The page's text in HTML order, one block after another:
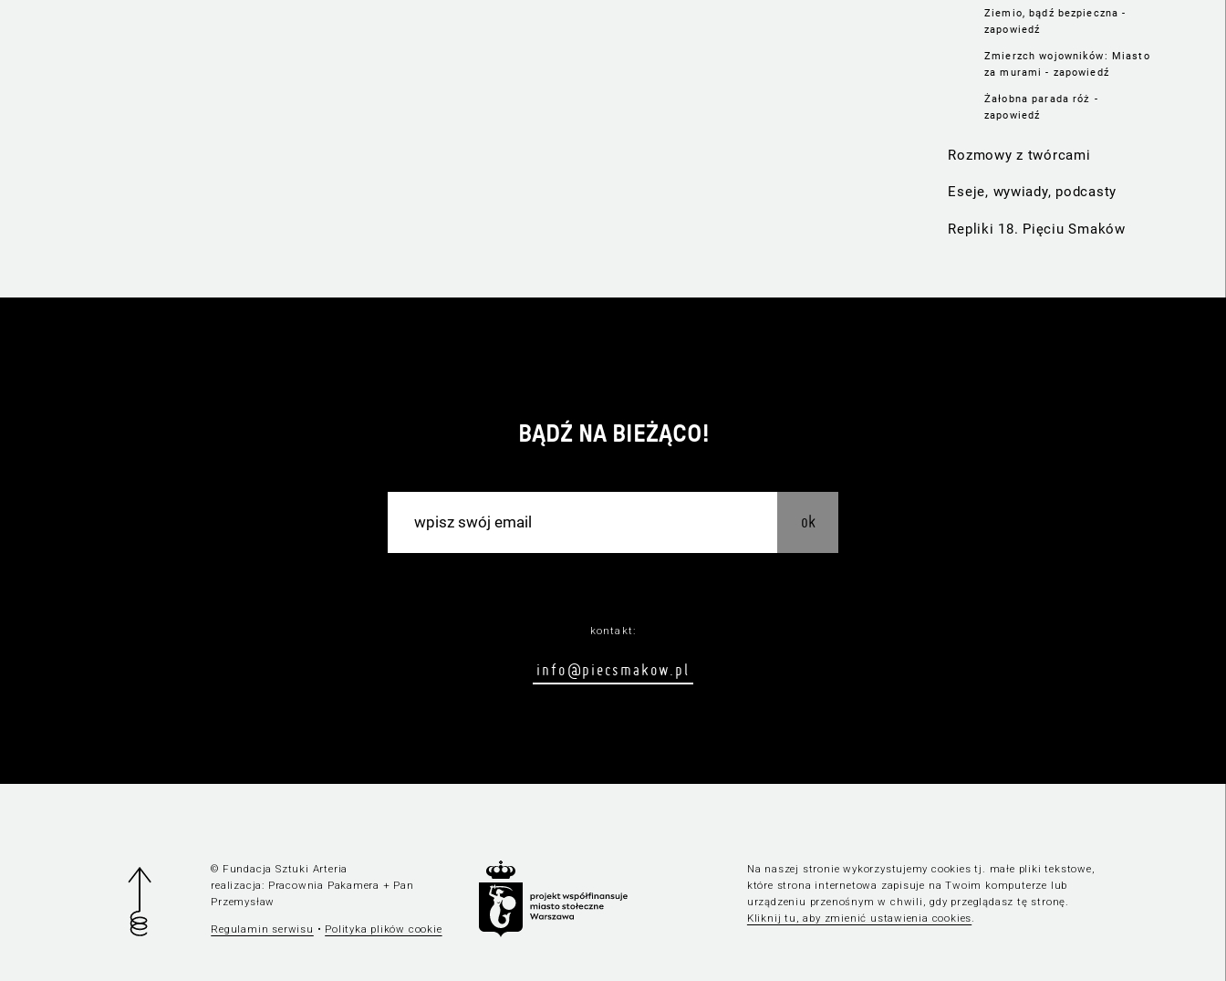
Ziemio, bądź bezpieczna -
zapowiedź
Zmierzch wojowników: Miasto
za murami - zapowiedź
Żałobna parada róż -
zapowiedź
Rozmowy z twórcami
Eseje, wywiady, podcasty
Repliki 18. Pięciu Smaków
BĄDŹ NA BIEŻĄCO!
ok
kontakt:
info@piecsmakow.pl
© Fundacja Sztuki Arteria
realizacja: Pracownia Pakamera + Pan
Przemysław
Regulamin serwisu • Polityka plików cookie
Na naszej stronie wykorzystujemy cookies tj. małe pliki tekstowe,
które strona internetowa zapisuje na Twoim komputerze lub
urządzeniu przenośnym w chwili, gdy przeglądasz tę stronę.
Kliknij tu, aby zmienić ustawienia cookies.